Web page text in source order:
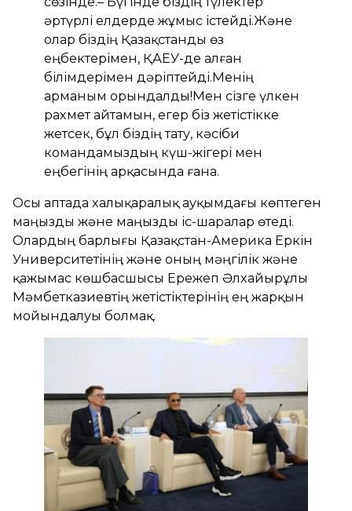
әртүрлі елдерде жұмыс істейді.Және
олар біздің Қазақстанды өз
еңбектерімен, ҚАЕУ-де алған
білімдерімен дәріптейді.Менің
арманым орындалды!Мен сізге үлкен
рахмет айтамын, егер біз жетістікке
жетсек, бұл біздің тату, кәсіби
командамыздың күш-жігері мен
еңбегінің арқасында ғана.
Осы аптада халықаралық ауқымдағы көптеген
маңызды және маңызды іс-шаралар өтеді.
Олардың барлығы Қазақстан-Америка Еркін
Университетінің және оның мәңгілік және
қажымас көшбасшысы Ережеп Әлхайырұлы
Мәмбетказиевтің жетістіктерінің ең жарқын
мойындалуы болмақ.